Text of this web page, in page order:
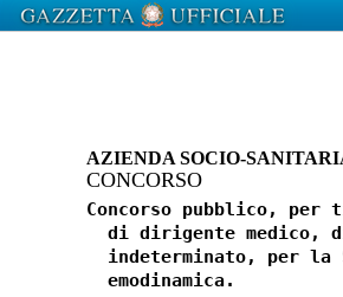
AZIENDA SOCIO-
CONCORSO
Concorso pubblico,
di dirigente medico,
indeterminato, per la